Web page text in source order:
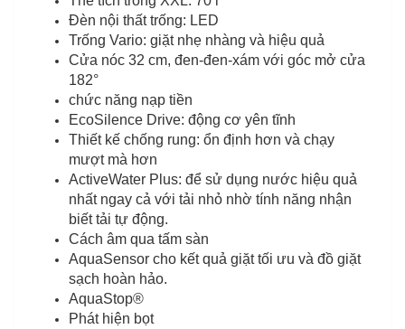
Đèn nội thất trống: LED
Trống Vario: giặt nhẹ nhàng và hiệu quả
Cửa nóc 32 cm, đen-đen-xám với góc mở cửa
182°
chức năng nạp tiền
EcoSilence Drive: động cơ yên tĩnh
Thiết kế chống rung: ổn định hơn và chạy
mượt mà hơn
ActiveWater Plus: để sử dụng nước hiệu quả
nhất ngay cả với tải nhỏ nhờ tính năng nhận
biết tải tự động.
Cách âm qua tấm sàn
AquaSensor cho kết quả giặt tối ưu và đồ giặt
sạch hoàn hảo.
AquaStop®
Phát hiện bọt